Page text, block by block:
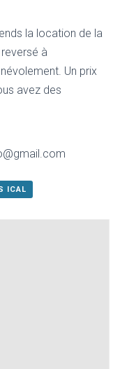
la location de la
à
Un prix
avez des
ICAL